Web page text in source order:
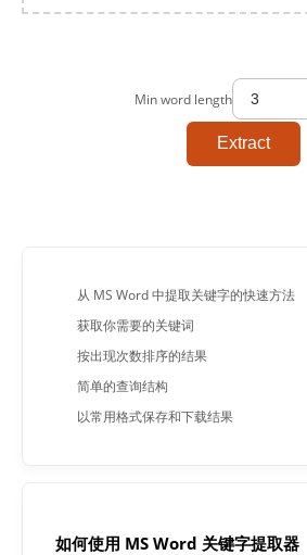
Min word length
Extract
从 MS Word 中提取关键字的快速方法
获取你需要的关键词
按出现次数排序的结果
简单的查询结构
以常用格式保存和下载结果
如何使用 MS Word 关键字提取器